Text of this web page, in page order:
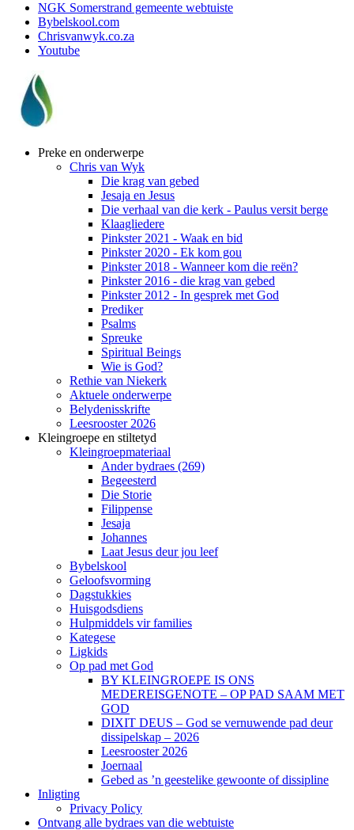
NGK Somerstrand gemeente webtuiste
Bybelskool.com
Chrisvanwyk.co.za
Youtube
Preke en onderwerpe
Chris van Wyk
Die krag van gebed
Jesaja en Jesus
Die verhaal van die kerk - Paulus versit berge
Klaagliedere
Pinkster 2021 - Waak en bid
Pinkster 2020 - Ek kom gou
Pinkster 2018 - Wanneer kom die reën?
Pinkster 2016 - die krag van gebed
Pinkster 2012 - In gesprek met God
Prediker
Psalms
Spreuke
Spiritual Beings
Wie is God?
Rethie van Niekerk
Aktuele onderwerpe
Belydenisskrifte
Leesrooster 2026
Kleingroepe en stiltetyd
Kleingroepmateriaal
Ander bydraes (269)
Begeesterd
Die Storie
Filippense
Jesaja
Johannes
Laat Jesus deur jou leef
Bybelskool
Geloofsvorming
Dagstukkies
Huisgodsdiens
Hulpmiddels vir families
Kategese
Ligkids
Op pad met God
BY KLEINGROEPE IS ONS
MEDEREISGENOTE – OP PAD SAAM MET
GOD
DIXIT DEUS – God se vernuwende pad deur
dissipelskap – 2026
Leesrooster 2026
Joernaal
Gebed as ’n geestelike gewoonte of dissipline
Inligting
Privacy Policy
Ontvang alle bydraes van die webtuiste